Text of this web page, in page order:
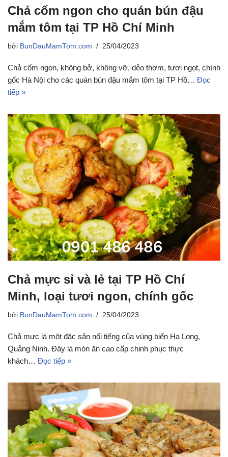
Chả cốm ngon cho quán bún đậu
mắm tôm tại TP Hồ Chí Minh
bởi BunDauMamTom.com 25/04/2023
Chả cốm ngon, không bở, không vỡ, dẻo thơm, tươi ngọt, chính
gốc Hà Nội cho các quán bún đậu mắm tôm tại TP Hồ… Đọc
tiếp »
Chả mực sỉ và lẻ tại TP Hồ Chí
Minh, loại tươi ngon, chính gốc
bởi BunDauMamTom.com 25/04/2023
Chả mực là một đặc sản nổi tiếng của vùng biển Hạ Long,
Quảng Ninh. Đây là món ăn cao cấp chinh phục thực
khách… Đọc tiếp »